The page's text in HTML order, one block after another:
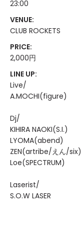
23:00
VENUE:
CLUB ROCKETS
PRICE:
2,000円
LINE UP:
Live/
A.MOCHI(figure)
Dj/
KIHIRA NAOKI(S.I.)
LYOMA(abend)
ZEN(artribe/えん/six)
Loe(SPECTRUM)
Laserist/
S.O.W LASER